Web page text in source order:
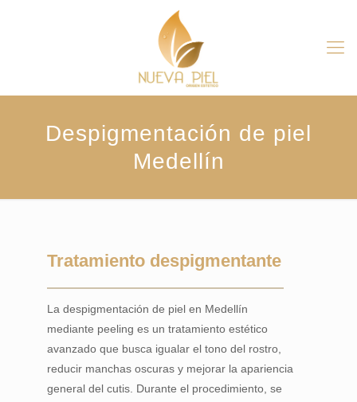
Despigmentación de piel
Medellín
Tratamiento despigmentante
La despigmentación de piel en Medellín
mediante peeling es un tratamiento estético
avanzado que busca igualar el tono del rostro,
reducir manchas oscuras y mejorar la apariencia
general del cutis. Durante el procedimiento, se